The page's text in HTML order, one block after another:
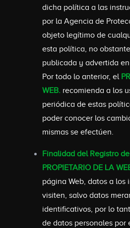
dicha política a las
por la Agencia de
objeto legítimo de
esta política, no
publicada y advertida
Por todo lo anterior, el
WEB.recomienda a los
periódica de estas
poder conocer los
mismas se efectúen.
Finalidad del Registro
PROPIETARIO DE LA
página Web, datos a los
visiten, salvo datos
identificativos, por lo
de datos personales por